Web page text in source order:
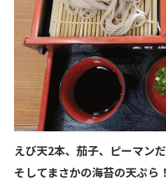
えび天2本、茄子、ピーマン
そしてまさかの海苔の天ぷ